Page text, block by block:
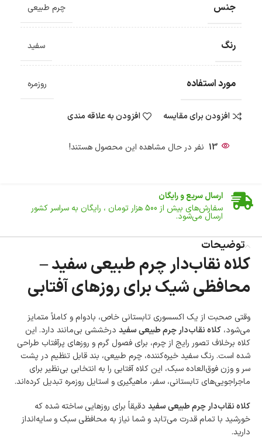
جنس چرم طبیعی
رنگ سفید
مورد استفاده روزمره
افزودن برای مقایسه افزودن به علاقه مندی
13 نفر در حال مشاهده این محصول هستند!
ارسال سریع و رایگان
سفارش‌های بیش از 500 هزار تومان ، رایگان به سراسر کشور
ارسال می‌شود.
تا 14 روز پس از تحویل کالا می‌توانید آن را برگشت دهید.
امکان پرداخت در محل
در هنگام خرید محصول، امکان انتخاب پرداخت در محل
وجود دارد.
خرید اقساطی با شرایط آسان و بدون ضامن امکان‌پذیر
است.
ضمانت اصالت کالا
گارانتی معتبر برای تمامی محصولات ارائه می‌شود.
توضیحات
کلاه نقاب‌دار چرم طبیعی سفید –
محافظی شیک برای روزهای آفتابی
وقتی صحبت از یک اکسسوری تابستانی خاص، بادوام و کاملاً متمایز
می‌شود، کلاه نقاب‌دار چرم طبیعی سفید درخششی بی‌مانند دارد. این
کلاه برخلاف تصور رایج از چرم، برای فصول گرم و روزهای پرآفتاب طراحی
شده است. رنگ سفید خیره‌کننده، چرم طبیعی، بند قابل تنظیم در پشت
سر و وزن فوق‌العاده سبک، این کلاه آفتابی را به انتخابی بی‌نظیر برای
ماجراجویی‌های تابستانی، سفر، ماهیگیری و استایل روزمره تبدیل کرده‌اند.
کلاه نقاب‌دار چرم طبیعی سفید دقیقاً برای روزهایی ساخته شده که
خورشید با تمام قدرت می‌تابد و شما نیاز به محافظی سبک و سایه‌انداز
دارید.